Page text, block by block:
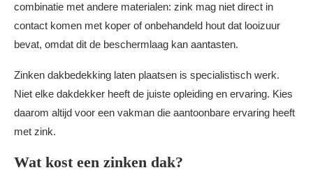
combinatie met andere materialen: zink mag niet direct in
contact komen met koper of onbehandeld hout dat looizuur
bevat, omdat dit de beschermlaag kan aantasten.
Zinken dakbedekking laten plaatsen is specialistisch werk.
Niet elke dakdekker heeft de juiste opleiding en ervaring. Kies
daarom altijd voor een vakman die aantoonbare ervaring heeft
met zink.
Wat kost een zinken dak?